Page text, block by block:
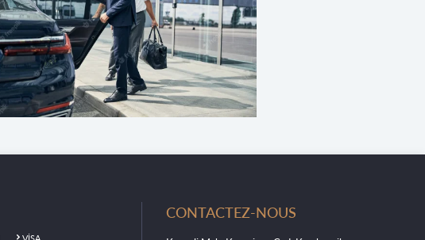
VİSA
CONTACTEZ-NOUS